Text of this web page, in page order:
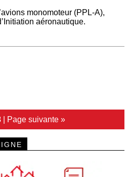
monomoteur (PPL-A),
aéronautique.
| Page suivante »